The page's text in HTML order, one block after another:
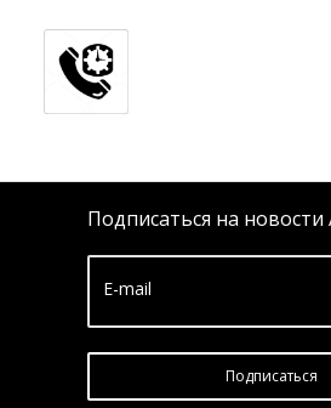
Подписаться на новости
E-mail
Подписатьcя